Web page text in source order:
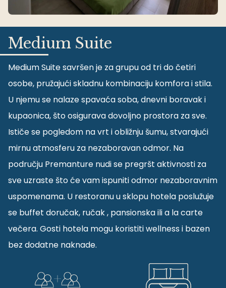
Medium Suite
Medium Suite savršen je za grupu od tri do četiri
osobe, pružajući skladnu kombinaciju komfora i stila.
U njemu se nalaze spavaća soba, dnevni boravak i
kupaonica, što osigurava dovoljno prostora za sve.
Ističe se pogledom na vrt i obližnju šumu, stvarajući
mirnu atmosferu za nezaboravan odmor. Na
području Premanture nudi se pregršt aktivnosti za
sve uzraste što će vam ispuniti odmor nezaboravnim
uspomenama. U restoranu u sklopu hotela poslužuje
se buffet doručak, ručak , pansionska ili a la carte
večera. Gosti hotela mogu koristiti wellness i bazen
bez dodatne naknade.